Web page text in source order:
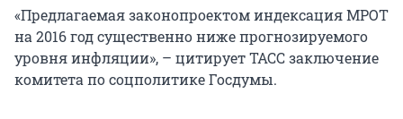
«Предлагаемая законопроектом индексация МРОТ
на 2016 год существенно ниже прогнозируемого
уровня инфляции», – цитирует ТАСС заключение
комитета по соцполитике Госдумы.